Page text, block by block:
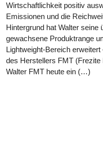
Wirtschaftlichkeit positiv
Emissionen und die
Hintergrund hat Walter seine
gewachsene Produktrange
Lightweight-Bereich
des Herstellers FMT (Frezite
Walter FMT heute ein (…)